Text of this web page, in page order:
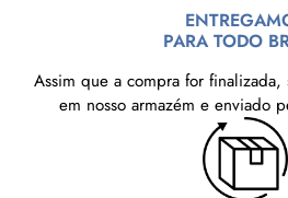
PARA TODO
Assim que a compra for
em nosso armazém e enviado